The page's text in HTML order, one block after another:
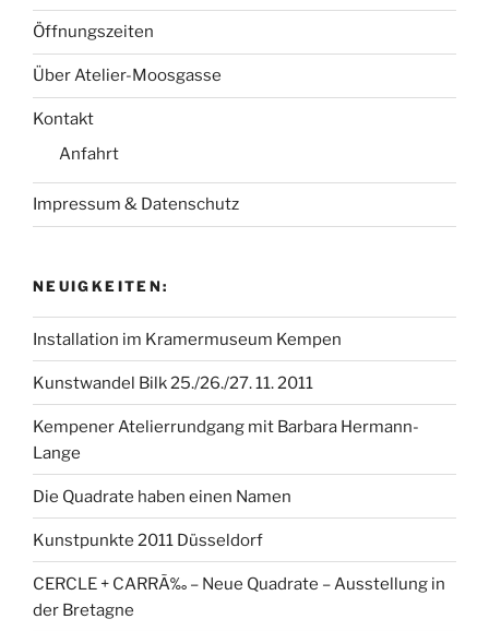
Öffnungszeiten
Über Atelier-Moosgasse
Kontakt
Anfahrt
Impressum & Datenschutz
NEUIGKEITEN:
Installation im Kramermuseum Kempen
Kunstwandel Bilk 25./26./27. 11. 2011
Kempener Atelierrundgang mit Barbara Hermann-
Lange
Die Quadrate haben einen Namen
Kunstpunkte 2011 Düsseldorf
CERCLE + CARRÃ‰ – Neue Quadrate – Ausstellung in
der Bretagne